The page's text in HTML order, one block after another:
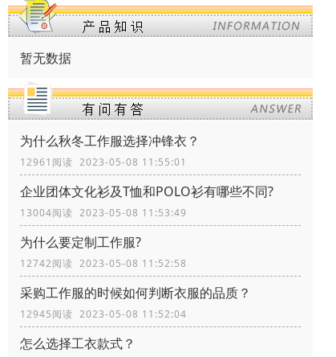
暂无数据
为什么秋冬工作服选择冲锋衣？
12961阅读 2023-05-08 11:55:01
企业团体文化衫及T恤和POLO衫有哪些不同?
13004阅读 2023-05-08 11:53:49
为什么要定制工作服?
12742阅读 2023-05-08 11:52:58
采购工作服的时候如何判断衣服的品质？
12945阅读 2023-05-08 11:52:04
怎么选择工衣款式？